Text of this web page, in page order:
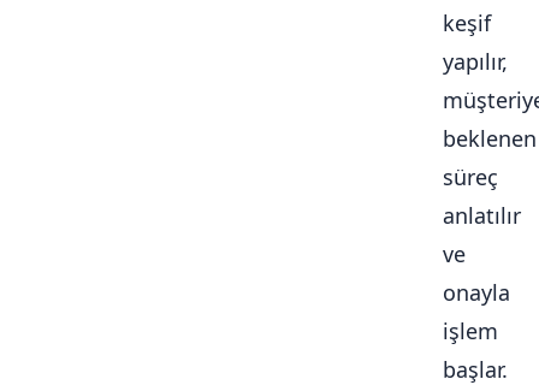
keşif
yapılır,
beklenen
süreç
anlatılır
ve
onayla
işlem
başlar.